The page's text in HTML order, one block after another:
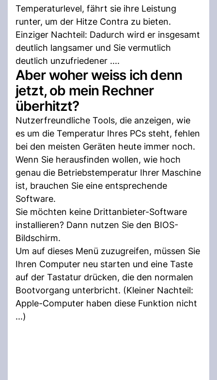
Temperaturlevel, fährt sie ihre Leistung
runter, um der Hitze Contra zu bieten.
Einziger Nachteil: Dadurch wird er insgesamt
deutlich langsamer und Sie vermutlich
deutlich unzufriedener ....
Aber woher weiss ich denn
jetzt, ob mein Rechner
überhitzt?
Nutzerfreundliche Tools, die anzeigen, wie
es um die Temperatur Ihres PCs steht, fehlen
bei den meisten Geräten heute immer noch.
Wenn Sie herausfinden wollen, wie hoch
genau die Betriebstemperatur Ihrer Maschine
ist, brauchen Sie eine entsprechende
Software.
Sie möchten keine Drittanbieter-Software
installieren? Dann nutzen Sie den BIOS-
Bildschirm.
Um auf dieses Menü zuzugreifen, müssen Sie
Ihren Computer neu starten und eine Taste
auf der Tastatur drücken, die den normalen
Bootvorgang unterbricht. (Kleiner Nachteil:
Apple-Computer haben diese Funktion nicht
...)